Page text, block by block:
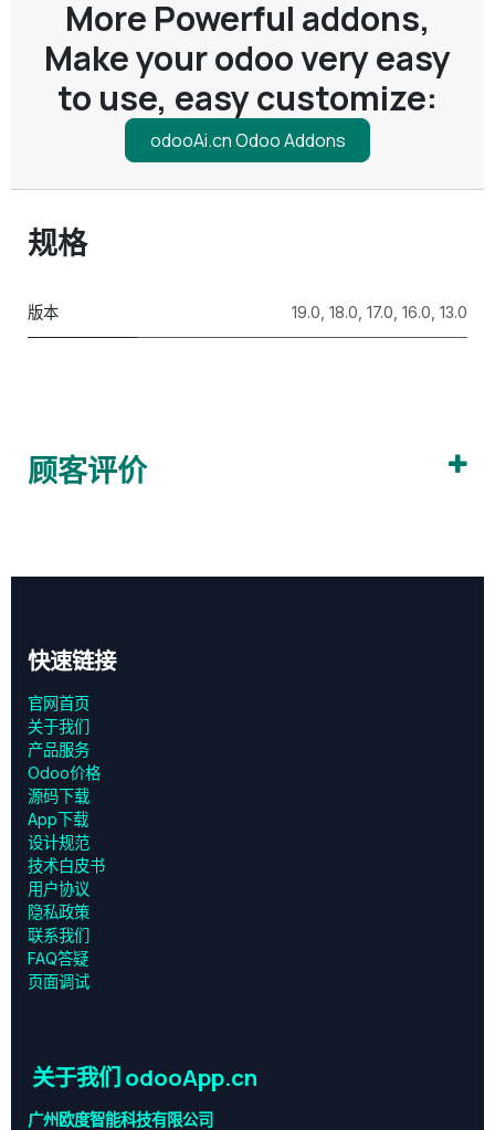
More Powerful addons,
Make your odoo very easy
to use, easy customize:
odooAi.cn Odoo Addons
规格
版本 19.0, 18.0, 17.0, 16.0, 13.0
顾客评价
快速链接
官网首页
关于我们
产品服务
Odoo价格
源码下载
App下载
设计规范
技术白皮书
用户协议
‎隐私政策‎
联系我们
FAQ答疑
页面调试
关于我们 odooApp.cn
广州欧度智能科技有限公司